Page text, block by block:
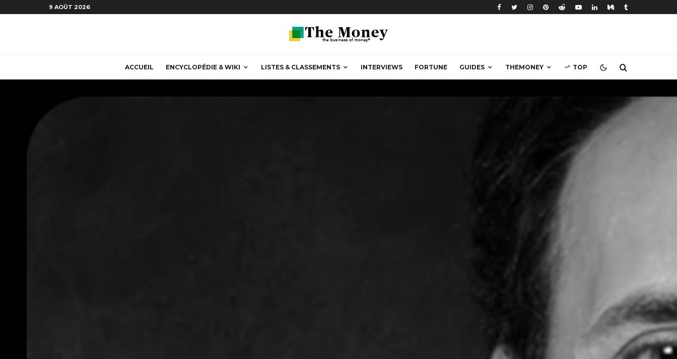
9 AOÛT 2026
ACCUEIL ENCYCLOPÉDIE & WIKI LISTES & CLASSEMENTS INTERVIEWS FORTUNE GUIDES THEMONEY TOP